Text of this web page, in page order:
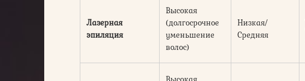
Лазерная
эпиляция
Высокая
(долгосрочное
уменьшение
волос)
Низкая/
Средняя